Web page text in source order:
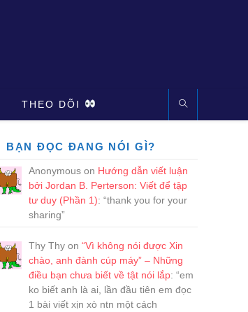
THEO DÕI
BẠN ĐỌC ĐANG NÓI GÌ?
Anonymous on Hướng dẫn viết luận
bởi Jordan B. Perterson: Viết để tập
tư duy (Phần 1): “thank you for your
sharing”
Thy Thy on “Vì không nói được Xin
chào, anh đành cúp máy” – Những
điều bạn chưa biết về tật nói lắp: “em
ko biết anh là ai, lần đầu tiên em đọc
1 bài viết xịn xò ntn một cách